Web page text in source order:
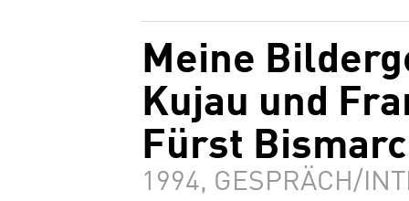
Meine
Kujau und
Fürst
1994, GESPRÄCH/